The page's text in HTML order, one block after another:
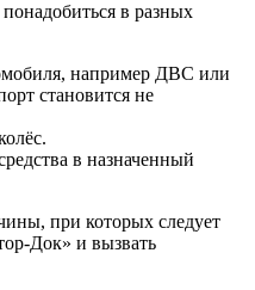
в разных
например ДВС или
становится не
в назначенный
при которых следует
Док» и вызвать